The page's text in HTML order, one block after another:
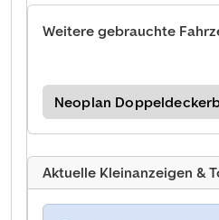
Weitere gebrauchte
Neoplan
Aktuelle Kleinanzeigen &